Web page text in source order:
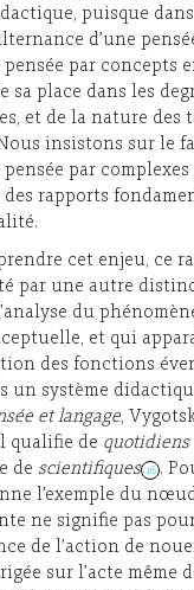
puisque
d’une
pensée par concepts
sa place dans les
et de la nature des
insistons sur le
par complexes
rapports
cet enjeu, ce
par une autre
du
et qui
des fonctions
un système
et langage,
qualifie de quotidiens
de scientifiques 16 .
l’exemple du
ne signifie pas
de l’action de nouer
sur l’acte même